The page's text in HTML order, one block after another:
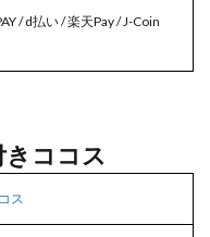
/ d払い / 楽天Pay / J-Coin
ココス
ス